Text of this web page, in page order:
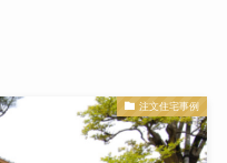
注文住宅事例